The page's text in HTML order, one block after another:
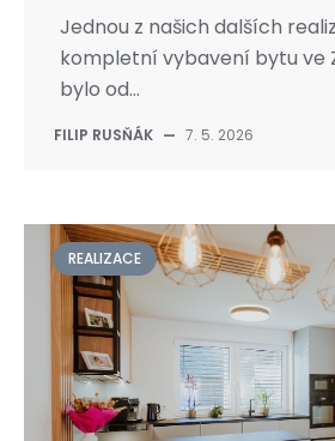
Jednou z našich dalších
kompletní vybavení bytu ve
bylo od...
FILIP RUSŇÁK — 7. 5. 2026
REALIZACE